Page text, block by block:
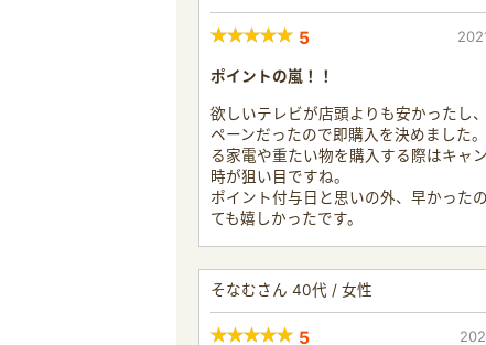
5
ポイントの嵐！！
欲しいテレビが店頭よりも安かったし
ペーンだったので即購入を決めました
る家電や重たい物を購入する際はキャ
時が狙い目ですね。
ポイント付与日と思いの外、早かった
ても嬉しかったです。
そなむさん 40代 / 女性
5